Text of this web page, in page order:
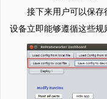
接下来用户可以保存
设备立即能够遵循这些规